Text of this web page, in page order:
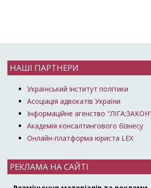
НАШІ ПАРТНЕРИ
Український інститут політики
Асоціація адвокатів України
Інформаційне агенство
Академія консалтингового бізнесу
Онлайн-платформа юриста LEX
РЕКЛАМА НА САЙТІ